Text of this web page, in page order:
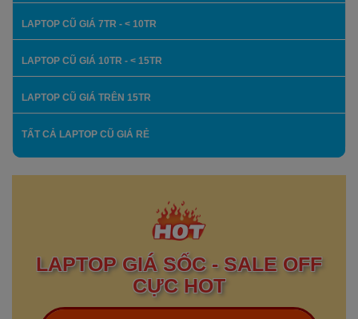
LAPTOP CŨ GIÁ 7TR - < 10TR
LAPTOP CŨ GIÁ 10TR - < 15TR
LAPTOP CŨ GIÁ TRÊN 15TR
TẤT CẢ LAPTOP CŨ GIÁ RẺ
LAPTOP GIÁ SỐC - SALE OFF
CỰC HOT